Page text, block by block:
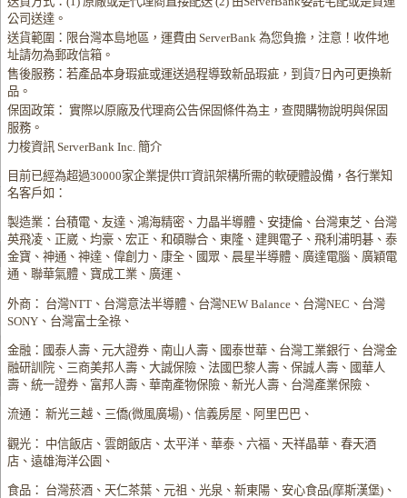
公司送達。
送貨範圍：限台灣本島地區，運費由 ServerBank 為您負擔，注意！收件地
址請勿為郵政信箱。
售後服務：若產品本身瑕疵或運送過程導致新品瑕疵，到貨7日內可更換新
品。
保固政策： 實際以原廠及代理商公告保固條件為主，查閱購物說明與保固
服務。
力梭資訊 ServerBank Inc. 簡介
目前已經為超過30000家企業提供IT資訊架構所需的軟硬體設備，各行業知
名客戶如：
製造業：台積電、友達、鴻海精密、力晶半導體、安捷倫、台灣東芝、台灣
英飛凌、正崴、均豪、宏正、和碩聯合、東隆、建興電子、飛利浦明碁、泰
金寶、神通、神達、偉創力、康全、國眾、晨星半導體、廣達電腦、廣穎電
通、聯華氣體、寶成工業、廣運、
外商： 台灣NTT、台灣意法半導體、台灣NEW Balance、台灣NEC、台灣
SONY、台灣富士全祿、
金融：國泰人壽、元大證券、南山人壽、國泰世華、台灣工業銀行、台灣金
融研訓院、三商美邦人壽、大誠保險、法國巴黎人壽、保誠人壽、國華人
壽、統一證券、富邦人壽、華南產物保險、新光人壽、台灣產業保險、
流通： 新光三越、三僑(微風廣場)、信義房屋、阿里巴巴、
觀光： 中信飯店、雲朗飯店、太平洋、華泰、六福、天祥晶華、春天酒
店、遠雄海洋公園、
食品： 台灣菸酒、天仁茶葉、元祖、光泉、新東陽、安心食品(摩斯漢堡)、